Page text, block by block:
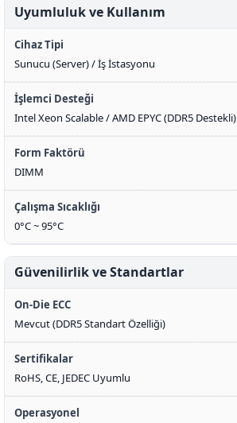
Uyumluluk ve Kullanım
Cihaz Tipi
Sunucu (Server) / İş İstasyonu
İşlemci Desteği
Intel Xeon Scalable / AMD EPYC (DDR5 Destekli)
Form Faktörü
DIMM
Çalışma Sıcaklığı
0°C ~ 95°C
Güvenilirlik ve Standartlar
On-Die ECC
Mevcut (DDR5 Standart Özelliği)
Sertifikalar
RoHS, CE, JEDEC Uyumlu
Operasyonel